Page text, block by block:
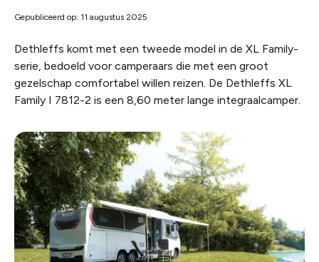
Gepubliceerd op: 11 augustus 2025
Dethleffs komt met een tweede model in de XL Family-
serie, bedoeld voor camperaars die met een groot
gezelschap comfortabel willen reizen. De Dethleffs XL
Family I 7812-2 is een 8,60 meter lange integraalcamper.